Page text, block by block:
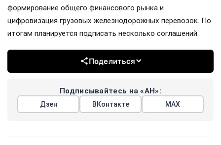
формирование общего финансового рынка и
цифровизация грузовых железнодорожных перевозок. По
итогам планируется подписать несколько соглашений.
Поделиться
Подписывайтесь на «АН»:
Дзен ВКонтакте МАХ